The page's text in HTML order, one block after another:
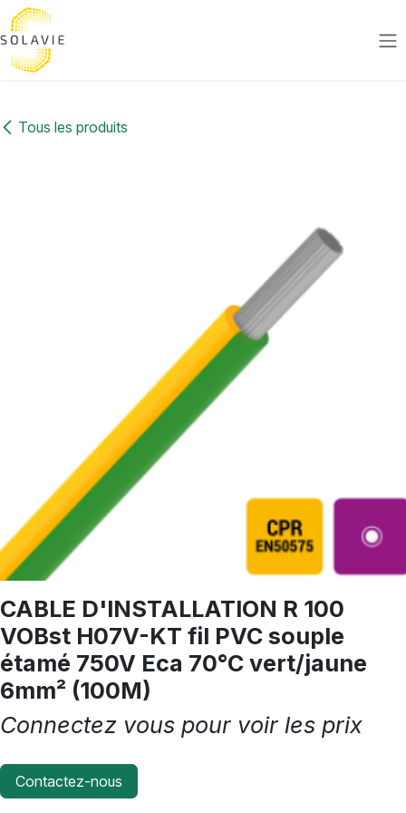
Se rendre au contenu
Tous les produits
CABLE D'INSTALLATION R 100
VOBst H07V-KT fil PVC souple
étamé 750V Eca 70°C vert/jaune
6mm² (100M)
Connectez vous pour voir les prix
Contactez-nous